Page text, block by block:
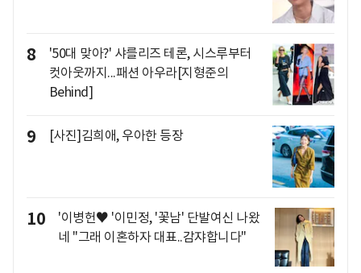
8
'50대 맞아?' 샤를리즈 테론, 시스루부터
컷아웃까지...패션 아우라[지형준의
Behind]
9 [사진]김희애, 우아한 등장
10
'이병헌♥ '이민정, '꽃남' 단발여신 나왔
네 "그래 이혼하자 대표..감쟈합니다"